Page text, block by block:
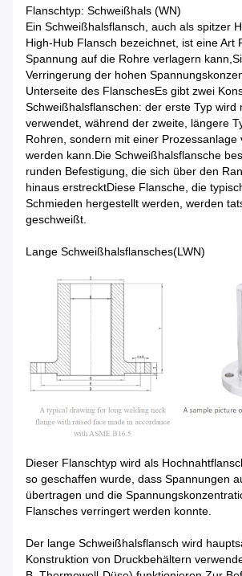
Flanschtyp: Schweißhals (WN)
Ein Schweißhalsflansch, auch als spitzer
High-Hub Flansch bezeichnet, ist eine Art
Spannung auf die Rohre verlagern
Verringerung der hohen
Unterseite des FlanschesEs gibt zwei
Schweißhalsflanschen: der erste Typ wird
verwendet, während der zweite, längere
Rohren, sondern mit einer Prozessanlage
werden kann.Die Schweißhalsflansche
runden Befestigung, die sich über den
hinaus erstrecktDiese Flansche, die
Schmieden hergestellt werden, werden
geschweißt.
Lange Schweißhalsflansches(LWN)
Dieser Flanschtyp wird als
so geschaffen wurde, dass Spannungen
übertragen und die
Flansches verringert werden konnte.
Der lange Schweißhalsflansch wird
Konstruktion von Druckbehältern